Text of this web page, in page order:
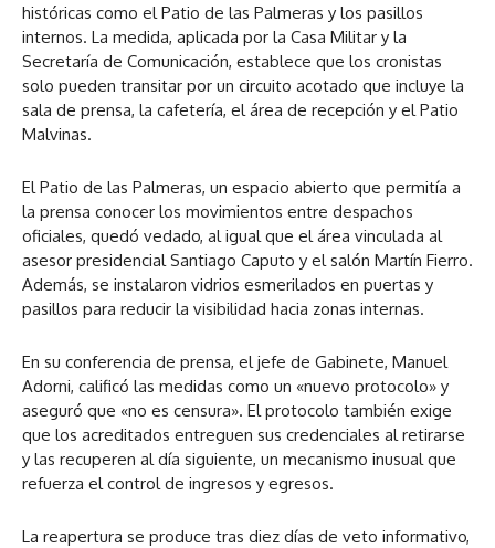
históricas como el Patio de las Palmeras y los pasillos
internos. La medida, aplicada por la Casa Militar y la
Secretaría de Comunicación, establece que los cronistas
solo pueden transitar por un circuito acotado que incluye la
sala de prensa, la cafetería, el área de recepción y el Patio
Malvinas.
El Patio de las Palmeras, un espacio abierto que permitía a
la prensa conocer los movimientos entre despachos
oficiales, quedó vedado, al igual que el área vinculada al
asesor presidencial Santiago Caputo y el salón Martín Fierro.
Además, se instalaron vidrios esmerilados en puertas y
pasillos para reducir la visibilidad hacia zonas internas.
En su conferencia de prensa, el jefe de Gabinete, Manuel
Adorni, calificó las medidas como un «nuevo protocolo» y
aseguró que «no es censura». El protocolo también exige
que los acreditados entreguen sus credenciales al retirarse
y las recuperen al día siguiente, un mecanismo inusual que
refuerza el control de ingresos y egresos.
La reapertura se produce tras diez días de veto informativo,